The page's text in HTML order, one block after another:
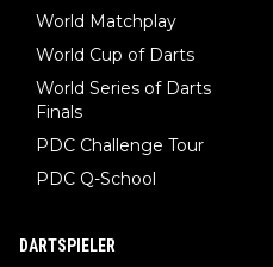
World Matchplay
World Cup of Darts
World Series of Darts
Finals
PDC Challenge Tour
PDC Q-School
DARTSPIELER